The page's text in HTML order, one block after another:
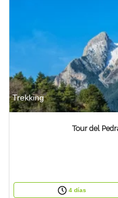
Trekking
Tour del
4 días